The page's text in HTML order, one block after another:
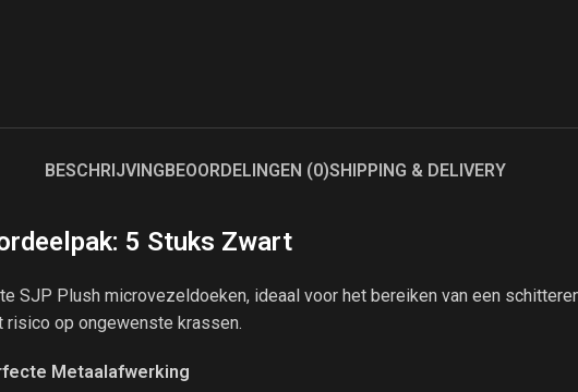
BESCHRIJVINGBEOORDELINGEN (0)SHIPPING & DELIVERY
5 Stuks Zwart
SJP Plush microvezeldoeken, ideaal voor het bereiken van een
risico op ongewenste krassen.
Metaalafwerking